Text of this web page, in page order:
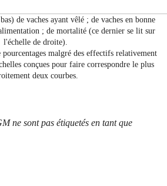
de vaches ayant vêlé ; de vaches en bonne
; de mortalité (ce dernier se lit sur
l'échelle de droite).
malgré des effectifs relativement
conçues pour faire correspondre le plus
deux courbes.
ne sont pas étiquetés en tant que